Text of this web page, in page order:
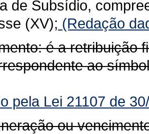
de Subsídio,
(XV); (Redação
é a retribuição
ao
pela Lei 21107 de
ou